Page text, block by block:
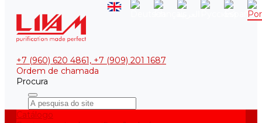
+7 (960) 620 4861, +7 (909) 201 1687
Ordem de chamada
Procura
Catálogo